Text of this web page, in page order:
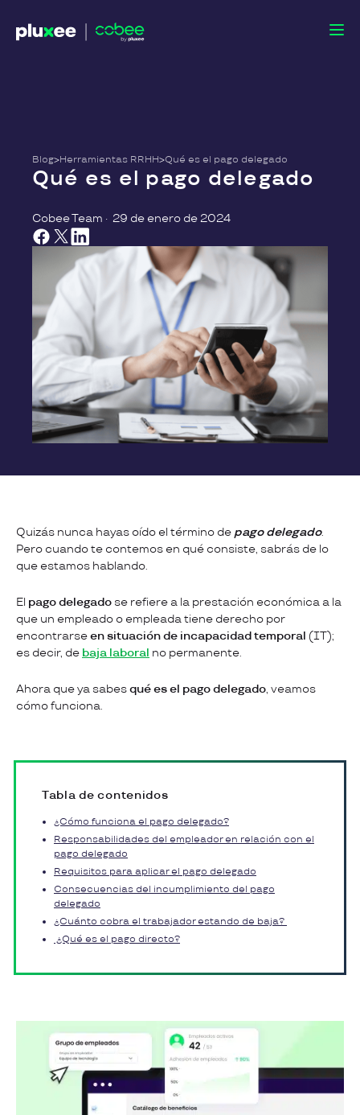
Qué es el pago delegado
Cobee Team · 29 de enero de 2024
Blog>Herramientas RRHH>Qué es el pago delegado
Quizás nunca hayas oído el término de pago delegado.
Pero cuando te contemos en qué consiste, sabrás de lo
que estamos hablando.
El pago delegado se refiere a la prestación económica a la
que un empleado o empleada tiene derecho por
encontrarseen situación de incapacidad temporal (IT);
es decir, de baja laboral no permanente.
Ahora que ya sabesqué es el pago delegado, veamos
cómo funciona.
Tabla de contenidos
¿Cómo funciona el pago delegado?
Responsabilidades del empleador en relación con el
pago delegado
Requisitos para aplicar el pago delegado
Consecuencias del incumplimiento del pago
delegado
¿Cuánto cobra el trabajador estando de baja?
¿Qué es el pago directo?